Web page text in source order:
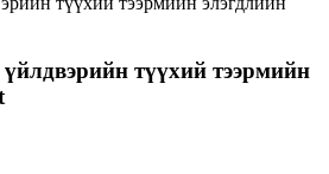
түүхий тээрмийн